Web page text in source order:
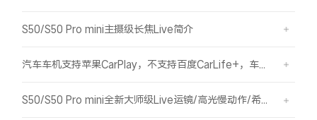
S50/S50 Pro mini主摄级长焦Live简介